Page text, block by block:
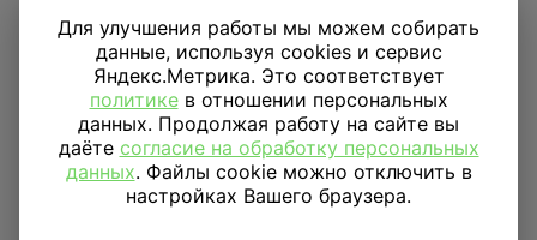
Набор декораций
Свадьба
2 873₽
Объемное слово-
табличка Любовь
1 277₽
Для улучшения работы мы можем собирать
данные, используя cookies и сервис
Яндекс.Метрика. Это соответствует
политикев отношении персональных
данных. Продолжая работу на сайте вы
даёте согласие на обработку персональных
данных. Файлы cookie можно отключить в
настройках Вашего браузера.